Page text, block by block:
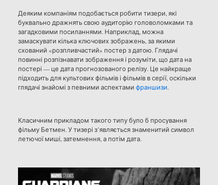
Деяким компаніям подобається робити тизери, які
буквально дражнять свою аудиторію головоломками та
загадковими посиланнями. Наприклад, можна
замаскувати кілька ключових зображень, за якими
схований «розпливчастий» постер з датою. Глядачі
повинні розпізнавати зображення і розуміти, що дата на
постері — це дата прогнозованого релізу. Це найкраще
підходить для культових фільмів і фільмів в серії, оскільки
глядачі знайомі з певними аспектами франшизи.
Класичним прикладом такого типу було б просування
фільму Бетмен. У тизері з’являється знаменитий символ
летючої миші, затемнення, а потім дата.